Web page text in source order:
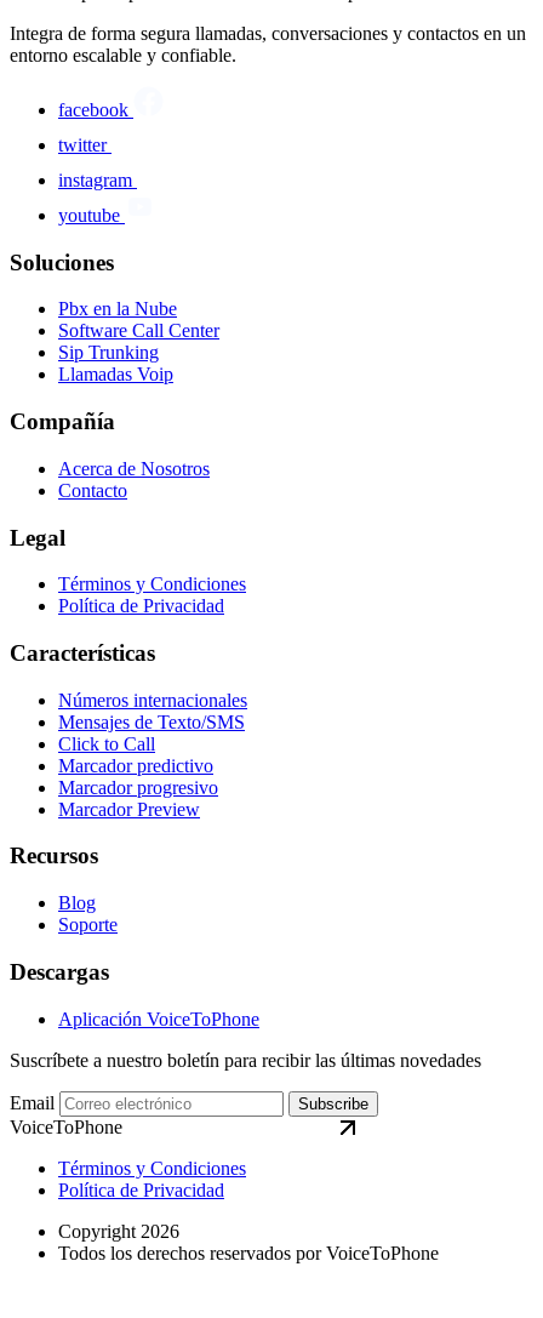
Integra de forma segura llamadas, conversaciones y contactos en un
entorno escalable y confiable.
facebook
twitter
instagram
youtube
Soluciones
Pbx en la Nube
Software Call Center
Sip Trunking
Llamadas Voip
Compañía
Acerca de Nosotros
Contacto
Legal
Términos y Condiciones
Política de Privacidad
Características
Números internacionales
Mensajes de Texto/SMS
Click to Call
Marcador predictivo
Marcador progresivo
Marcador Preview
Recursos
Blog
Soporte
Descargas
Aplicación VoiceToPhone
Suscríbete a nuestro boletín para recibir las últimas novedades
Email Subscribe
VoiceToPhone
Términos y Condiciones
Política de Privacidad
Copyright 2026
Todos los derechos reservados por VoiceToPhone